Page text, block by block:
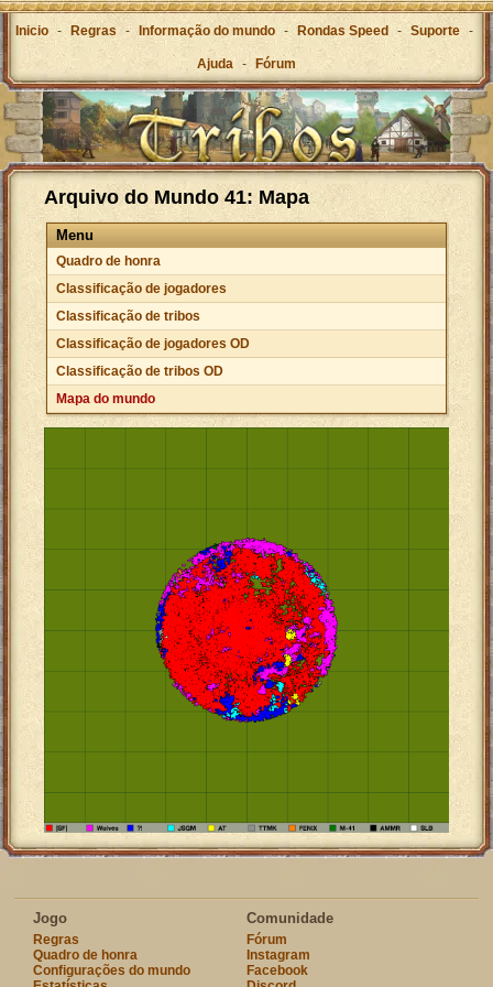
Inicio - Regras - Informação do mundo - Rondas Speed - Suporte -
Ajuda - Fórum
Arquivo do Mundo 41: Mapa
Menu
Quadro de honra
Classificação de jogadores
Classificação de tribos
Classificação de jogadores OD
Classificação de tribos OD
Mapa do mundo
Jogo
Regras
Quadro de honra
Configurações do mundo
Comunidade
Fórum
Instagram
Facebook